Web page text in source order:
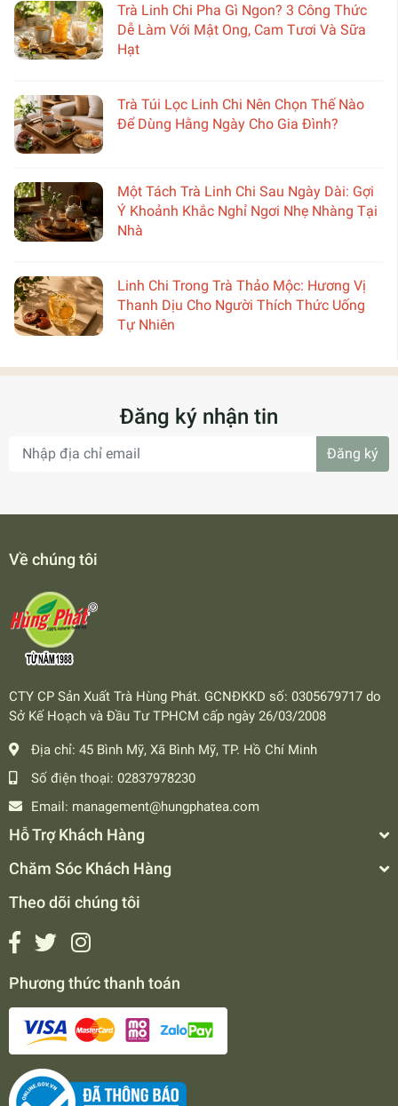
Trà Linh Chi Pha Gì Ngon? 3 Công Thức
Dễ Làm Với Mật Ong, Cam Tươi Và Sữa
Hạt
Trà Túi Lọc Linh Chi Nên Chọn Thế Nào
Để Dùng Hằng Ngày Cho Gia Đình?
Một Tách Trà Linh Chi Sau Ngày Dài: Gợi
Ý Khoảnh Khắc Nghỉ Ngơi Nhẹ Nhàng Tại
Nhà
Linh Chi Trong Trà Thảo Mộc: Hương Vị
Thanh Dịu Cho Người Thích Thức Uống
Tự Nhiên
Đăng ký nhận tin
Đăng ký
Về chúng tôi
CTY CP Sản Xuất Trà Hùng Phát. GCNĐKKD số: 0305679717 do
Sở Kế Hoạch và Đầu Tư TPHCM cấp ngày 26/03/2008
Địa chỉ: 45 Bình Mỹ, Xã Bình Mỹ, TP. Hồ Chí Minh
Số điện thoại: 02837978230
Email: management@hungphatea.com
Hỗ Trợ Khách Hàng
Chăm Sóc Khách Hàng
Theo dõi chúng tôi
Phương thức thanh toán